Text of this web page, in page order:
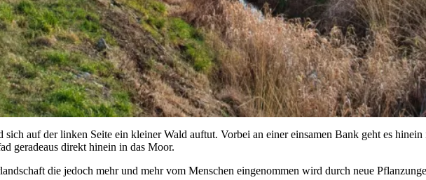
sich auf der linken Seite ein kleiner Wald auftut. Vorbei an einer einsamen Bank geht es
geradeaus direkt hinein in das Moor.
die jedoch mehr und mehr vom Menschen eingenommen wird durch neue